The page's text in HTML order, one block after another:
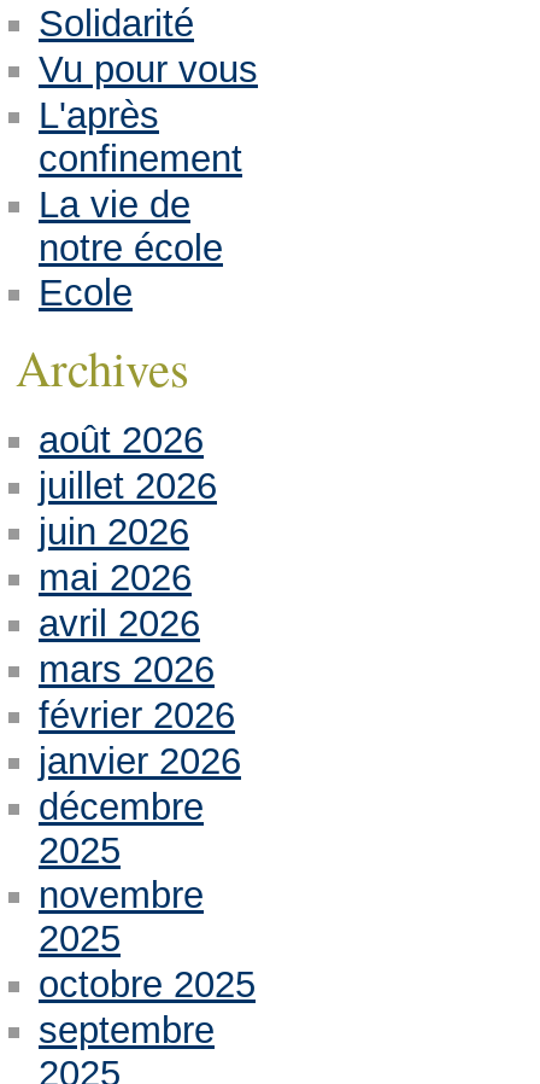
Solidarité
Vu pour vous
L'après
confinement
La vie de
notre école
Ecole
Archives
août 2026
juillet 2026
juin 2026
mai 2026
avril 2026
mars 2026
février 2026
janvier 2026
décembre
2025
novembre
2025
octobre 2025
septembre
2025